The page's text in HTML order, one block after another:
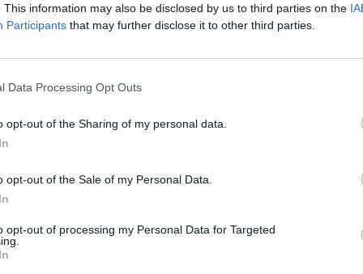
This information may also be disclosed by us to third parties on the
Participants that may further disclose it to other third parties.
Data Processing Opt Outs
opt-out of the Sharing of my personal data.
opt-out of the Sale of my Personal Data.
opt-out of processing my Personal Data for Targeted
pradžią apkartino pakeliui į Jūrmalą įvykusi avarija.
namų sienos padėjo, tad šie vos devynių taškų
rankų. Treti šįkart liko lenkai, savo sąskaitoje
varžybose.
čempionas nidiškis Martynas Alseika vėl buvo